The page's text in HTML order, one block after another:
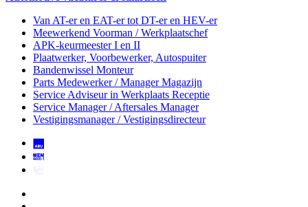
Van AT-er en EAT-er tot DT-er en HEV-er
Meewerkend Voorman / Werkplaatschef
APK-keurmeester I en II
Plaatwerker, Voorbewerker, Autospuiter
Bandenwissel Monteur
Parts Medewerker / Manager Magazijn
Service Adviseurin Werkplaats Receptie
Service Manager / Aftersales Manager
Vestigingsmanager / Vestigingsdirecteur